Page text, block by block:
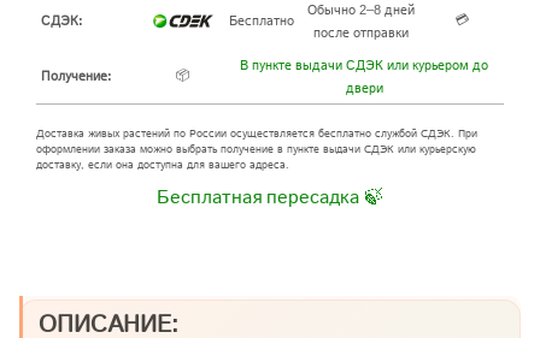
СДЭК: Бесплатно
Обычно 2–8 дней
после отправки
💳
Получение: 📦
В пункте выдачи СДЭК или курьером до
двери
Доставка живых растений по России осуществляется бесплатно службой СДЭК. При
оформлении заказа можно выбрать получение в пункте выдачи СДЭК или курьерскую
доставку, если она доступна для вашего адреса.
Бесплатная пересадка 🍃
ОПИСАНИЕ: